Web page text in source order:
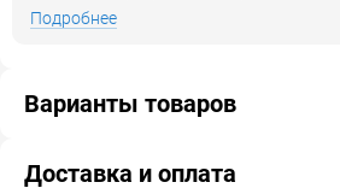
Подробнее
Варианты товаров
Доставка и оплата